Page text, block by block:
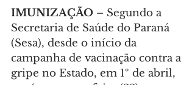
IMUNIZAÇÃO – Segundo a
Secretaria de Saúde do Paraná
(Sesa), desde o início da
campanha de vacinação contra a
gripe no Estado, em 1º de abril,